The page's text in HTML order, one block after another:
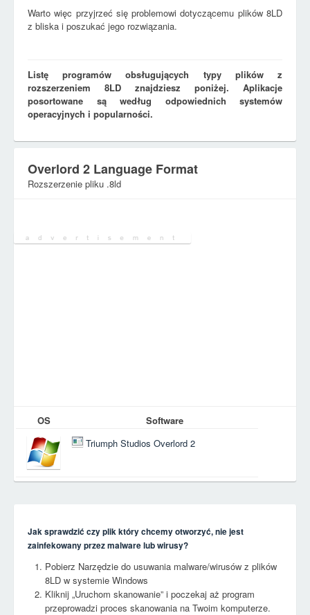
Warto więc przyjrzeć się problemowi dotyczącemu plików 8LD
z bliska i poszukać jego rozwiązania.
Listę programów obsługujących typy plików z
rozszerzeniem 8LD znajdziesz poniżej. Aplikacje
posortowane są według odpowiednich systemów
operacyjnych i popularności.
Overlord 2 Language Format
Rozszerzenie pliku .8ld
OS
Software
Triumph Studios Overlord 2
Jak sprawdzić czy plik który chcemy otworzyć, nie jest
zainfekowany przez malware lub wirusy?
Pobierz Narzędzie do usuwania malware/wirusów z plików
8LD w systemie Windows
Kliknij „Uruchom skanowanie” i poczekaj aż program
przeprowadzi proces skanowania na Twoim komputerze.